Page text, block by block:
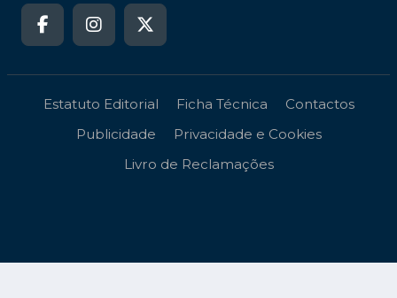
Estatuto Editorial Ficha Técnica
Contactos
Publicidade
Privacidade e Cookies
Livro de Reclamações